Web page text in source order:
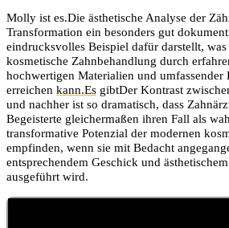
Molly ist es.Die ästhetische Analyse der
Transformation ein besonders gut
eindrucksvolles Beispiel dafür darstellt,
kosmetische Zahnbehandlung durch
hochwertigen Materialien und umfassender
erreichen kann.Es gibtDer Kontrast
und nachher ist so dramatisch, dass
Begeisterte gleichermaßen ihren Fall als
transformative Potenzial der modernen
empfinden, wenn sie mit Bedacht
entsprechendem Geschick und
ausgeführt wird.